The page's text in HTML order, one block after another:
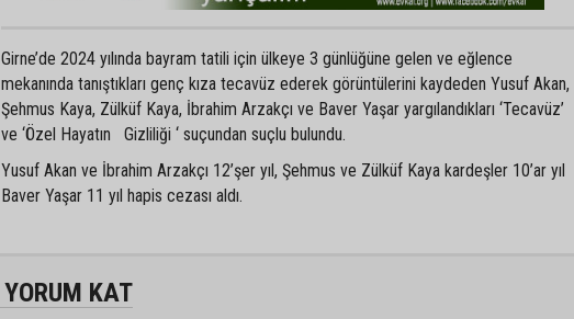
Girne’de 2024 yılında bayram tatili için ülkeye 3 günlüğüne gelen ve eğlence
mekanında tanıştıkları genç kıza tecavüz ederek görüntülerini kaydeden Yusuf Akan,
Şehmus Kaya, Zülküf Kaya, İbrahim Arzakçı ve Baver Yaşar yargılandıkları ‘Tecavüz’
ve ‘Özel Hayatın Gizliliği ‘ suçundan suçlu bulundu.
Yusuf Akan ve İbrahim Arzakçı 12’şer yıl, Şehmus ve Zülküf Kaya kardeşler 10’ar yıl
Baver Yaşar 11 yıl hapis cezası aldı.
YORUM KAT